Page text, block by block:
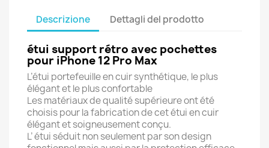
Descrizione Dettagli del prodotto
étui support rétro avec pochettes
pour iPhone 12 Pro Max
L’étui portefeuille en cuir synthétique, le plus
élégant et le plus confortable
Les matériaux de qualité supérieure ont été
choisis pour la fabrication de cet étui en cuir
élégant et soigneusement conçu.
L’ étui séduit non seulement par son design